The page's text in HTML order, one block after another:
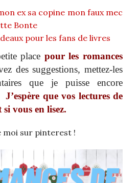
ex sa copine mon faux mec
Bonte
pour les fans de livres
place pour les romances
des suggestions, mettez-les
que je puisse encore
J’espère que vos lectures de
vous en lisez.
moi sur pinterest !